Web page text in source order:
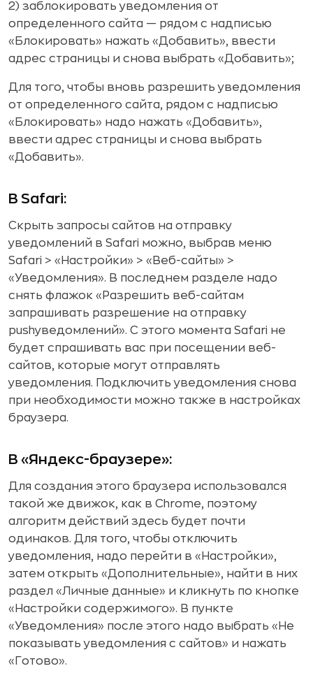
2) заблокировать уведомления от
определенного сайта — рядом с надписью
«Блокировать» нажать «Добавить», ввести
адрес страницы и снова выбрать «Добавить»;
Для того, чтобы вновь разрешить уведомления
от определенного сайта, рядом с надписью
«Блокировать» надо нажать «Добавить»,
ввести адрес страницы и снова выбрать
«Добавить».
В Safari:
Скрыть запросы сайтов на отправку
уведомлений в Safari можно, выбрав меню
Safari > «Настройки» > «Веб-сайты» >
«Уведомления». В последнем разделе надо
снять флажок «Разрешить веб-сайтам
запрашивать разрешение на отправку
pushуведомлений». С этого момента Safari не
будет спрашивать вас при посещении веб-
сайтов, которые могут отправлять
уведомления. Подключить уведомления снова
при необходимости можно также в настройках
браузера.
В «Яндекс-браузере»:
Для создания этого браузера использовался
такой же движок, как в Chrome, поэтому
алгоритм действий здесь будет почти
одинаков. Для того, чтобы отключить
уведомления, надо перейти в «Настройки»,
затем открыть «Дополнительные», найти в них
раздел «Личные данные» и кликнуть по кнопке
«Настройки содержимого». В пункте
«Уведомления» после этого надо выбрать «Не
показывать уведомления с сайтов» и нажать
«Готово».